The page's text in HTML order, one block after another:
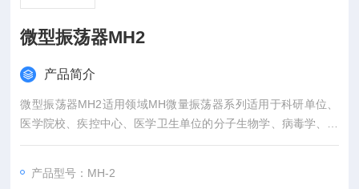
微型振荡器MH2
产品简介
微型振荡器MH2适用领域MH微量振荡器系列适用于科研单位、
医学院校、疾控中心、医学卫生单位的分子生物学、病毒学、微
生物学、病理学、免疫学等实验室的多孔板、微孔板作快速振荡
产品型号：MH-2